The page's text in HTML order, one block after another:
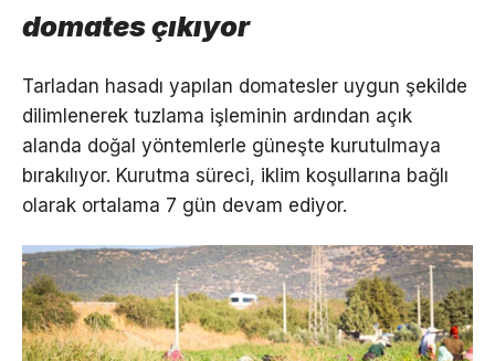
domates çıkıyor
Tarladan hasadı yapılan domatesler uygun şekilde
dilimlenerek tuzlama işleminin ardından açık
alanda doğal yöntemlerle güneşte kurutulmaya
bırakılıyor. Kurutma süreci, iklim koşullarına bağlı
olarak ortalama 7 gün devam ediyor.